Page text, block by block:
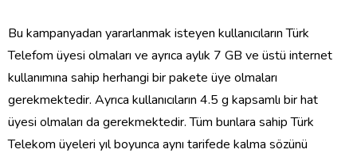
Bu kampanyadan yararlanmak isteyen kullanıcıların Türk
Telefom üyesi olmaları ve ayrıca aylık 7 GB ve üstü internet
kullanımına sahip herhangi bir pakete üye olmaları
gerekmektedir. Ayrıca kullanıcıların 4.5 g kapsamlı bir hat
üyesi olmaları da gerekmektedir. Tüm bunlara sahip Türk
Telekom üyeleri yıl boyunca aynı tarifede kalma sözünü